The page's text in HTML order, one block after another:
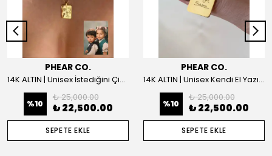
PHEAR CO.
14K ALTIN | Unisex İstediğini Çizdir Kolye
%10
₺ 25,000.00
₺ 22,500.00
SEPETE EKLE
PHEAR CO.
14K ALTIN | Unisex Kendi El Yazın ile İstediğini Yazdır Plaka Kolye
%10
₺ 25,000.00
₺ 22,500.00
SEPETE EKLE